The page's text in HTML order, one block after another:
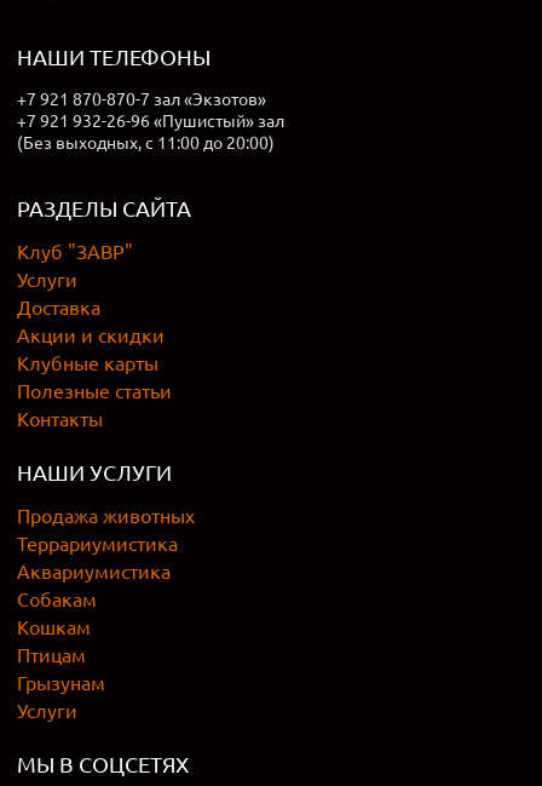
НАШИ ТЕЛЕФОНЫ
+7 921 870-870-7 зал «Экзотов»
+7 921 932-26-96 «Пушистый» зал
(Без выходных, с 11:00 до 20:00)
РАЗДЕЛЫ САЙТА
Клуб "ЗАВР"
Услуги
Доставка
Акции и скидки
Клубные карты
Полезные статьи
Контакты
НАШИ УСЛУГИ
Продажа животных
Террариумистика
Аквариумистика
Собакам
Кошкам
Птицам
Грызунам
Услуги
МЫ В СОЦСЕТЯХ